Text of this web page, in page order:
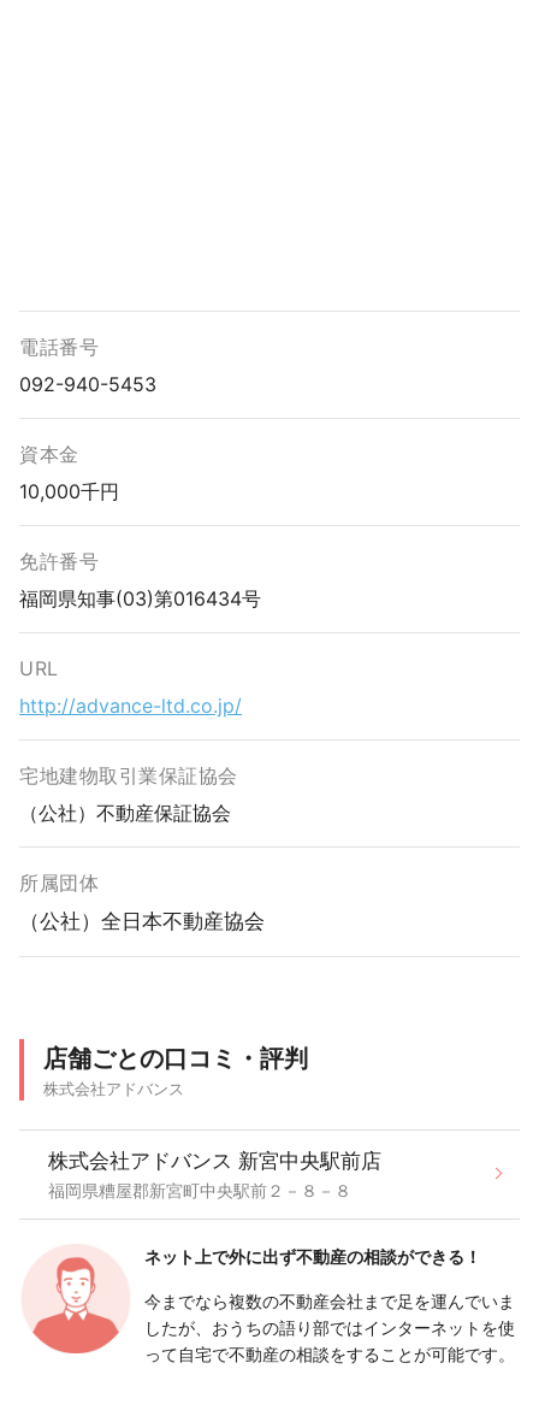
電話番号
092-940-5453
資本金
10,000千円
免許番号
福岡県知事(03)第016434号
URL
http://advance-ltd.co.jp/
宅地建物取引業保証協会
（公社）不動産保証協会
所属団体
（公社）全日本不動産協会
店舗ごとの口コミ・評判
株式会社アドバンス
株式会社アドバンス 新宮中央駅前店
福岡県糟屋郡新宮町中央駅前２－８－８
ネット上で外に出ず不動産の相談ができる！
今までなら複数の不動産会社まで足を運んでいま
したが、おうちの語り部ではインターネットを使
って自宅で不動産の相談をすることが可能です。